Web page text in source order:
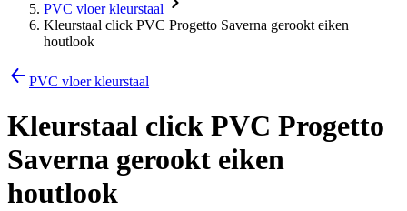
PVC vloer kleurstaal
Kleurstaal click PVC Progetto Saverna gerookt eiken
houtlook
PVC vloer kleurstaal
Kleurstaal click PVC Progetto
Saverna gerookt eiken
houtlook